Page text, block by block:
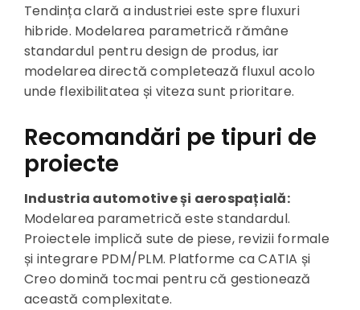
Tendința clară a industriei este spre fluxuri
hibride. Modelarea parametrică rămâne
standardul pentru design de produs, iar
modelarea directă completează fluxul acolo
unde flexibilitatea și viteza sunt prioritare.
Recomandări pe tipuri de
proiecte
Industria automotive și aerospațială:
Modelarea parametrică este standardul.
Proiectele implică sute de piese, revizii formale
și integrare PDM/PLM. Platforme ca CATIA și
Creo domină tocmai pentru că gestionează
această complexitate.